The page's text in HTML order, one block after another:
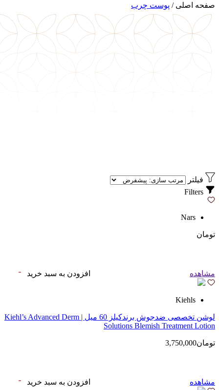
صفحه اصلی / پوست چرب
فیلتر
Nars
تومان
مشاهده افزودن به سبد خرید
Kiehls
لوشن تخصصی ضدجوش‌ برندکیلز 60 میل | Kiehl’s Advanced Derm
Solutions Blemish Treatment Lotion
تومان3,750,000
مشاهده افزودن به سبد خرید